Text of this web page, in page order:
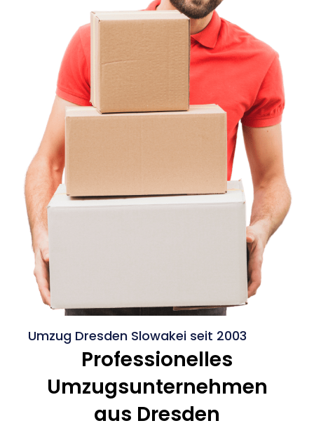
Umzug Dresden Slowakei seit 2003
Professionelles
Umzugsunternehmen
aus Dresden